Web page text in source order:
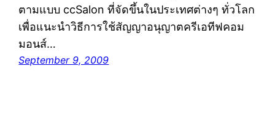
ตามแบบ ccSalon ที่จัดขึ้นในประเทศต่างๆ ทั่วโลก
เพื่อแนะนำวิธีการใช้สัญญาอนุญาตครีเอทีฟคอม
มอนส์…
September 9, 2009